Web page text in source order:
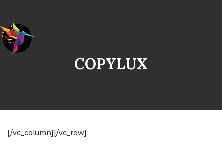
COPYLUX
[/vc_column][/vc_row]